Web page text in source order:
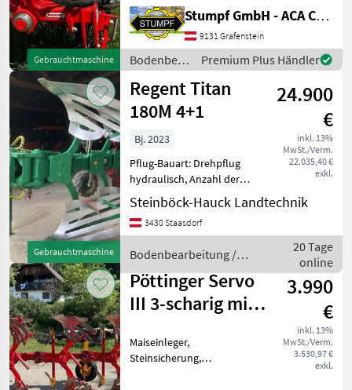
Gebrauchtmaschine
Schare: 3-schar,
Maiseinleger, Scheibensech,
hydr.
Schnittbreitenverstellung,
Stützrad Die Maschio Pflüge
des Modells von
Stumpf GmbH - ACA Center Stumpf
9131 Grafenstein
Bodenbearbeitung
/ Maschio
Premium Plus Händler
Gebrauchtmaschine
Regent Titan
180M 4+1
24.900
€
inkl. 13%
MwSt./Verm.
22.035,40 €
exkl.
Bj. 2023
Pflug-Bauart: Drehpflug
hydraulisch, Anzahl der
Schare: 5-schar und mehr,
Scheibensech, hydr.
Schnittbreitenverstellung,
nur sehr wenig benut
Steinböck-Hauck Landtechnik
3430 Staasdorf
Bodenbearbeitung /
Regent
20 Tage
online
Pöttinger Servo
III 3-scharig mit
hydr.
3.990
€
inkl. 13%
MwSt./Verm.
3.530,97 €
exkl.
Maiseinleger,
Steinsicherung,